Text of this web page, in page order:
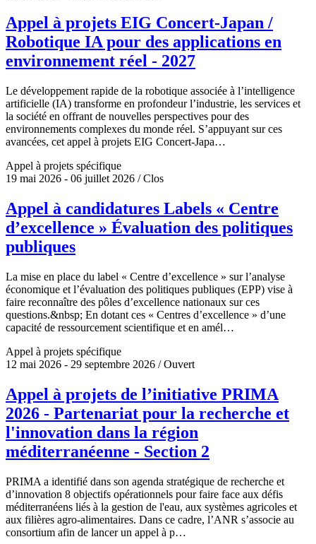
Appel à projets EIG Concert-Japan /
Robotique IA pour des applications en
environnement réel - 2027
Le développement rapide de la robotique associée à l’intelligence
artificielle (IA) transforme en profondeur l’industrie, les services et
la société en offrant de nouvelles perspectives pour des
environnements complexes du monde réel. S’appuyant sur ces
avancées, cet appel à projets EIG Concert-Japa…
Appel à projets spécifique
19 mai 2026 - 06 juillet 2026 / Clos
Appel à candidatures Labels « Centre
d’excellence » Évaluation des politiques
publiques
La mise en place du label « Centre d’excellence » sur l’analyse
économique et l’évaluation des politiques publiques (EPP) vise à
faire reconnaître des pôles d’excellence nationaux sur ces
questions.&nbsp; En dotant ces « Centres d’excellence » d’une
capacité de ressourcement scientifique et en amél…
Appel à projets spécifique
12 mai 2026 - 29 septembre 2026 / Ouvert
Appel à projets de l’initiative PRIMA
2026 - Partenariat pour la recherche et
l'innovation dans la région
méditerranéenne - Section 2
PRIMA a identifié dans son agenda stratégique de recherche et
d’innovation 8 objectifs opérationnels pour faire face aux défis
méditerranéens liés à la gestion de l'eau, aux systèmes agricoles et
aux filières agro-alimentaires. Dans ce cadre, l’ANR s’associe au
consortium afin de lancer un appel à p…